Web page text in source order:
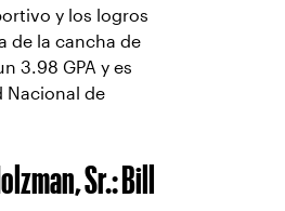
y los logros
de la cancha de
3.98 GPA y es
Nacional de
Sr.: Bill